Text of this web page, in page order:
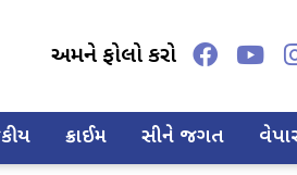
અમને ફોલો કરો
ક્રાઈમ સીને જગત